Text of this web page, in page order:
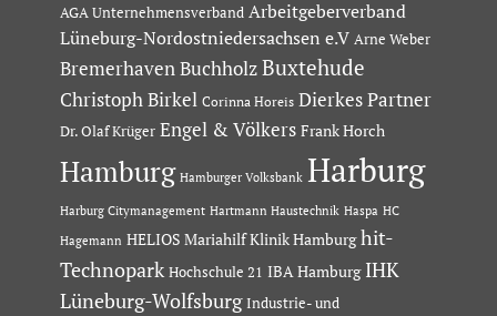
AGA Unternehmensverband Arbeitgeberverband
Lüneburg-Nordostniedersachsen e.V Arne Weber
Bremerhaven Buchholz Buxtehude
Christoph Birkel Corinna Horeis Dierkes Partner
Dr. Olaf Krüger Engel & Völkers Frank Horch
Hamburg Hamburger Volksbank Harburg
Harburg Citymanagement Hartmann Haustechnik Haspa HC
Hagemann HELIOS Mariahilf Klinik Hamburg hit-
Technopark Hochschule 21 IBA Hamburg IHK
Lüneburg-Wolfsburg Industrie- und